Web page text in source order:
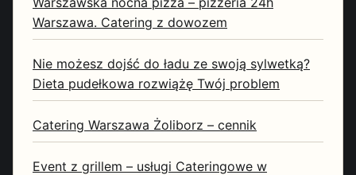
Warszawa. Catering z dowozem
Nie możesz dojść do ładu ze swoją sylwetką?
Dieta pudełkowa rozwiążę Twój problem
Catering Warszawa Żoliborz – cennik
Event z grillem – usługi Cateringowe w